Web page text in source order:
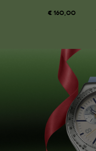
€ 160,00